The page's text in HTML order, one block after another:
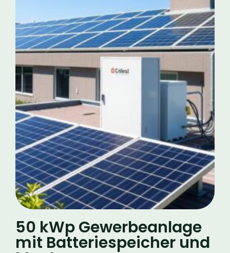
50 kWp Gewerbeanlage
mit Batteriespeicher und